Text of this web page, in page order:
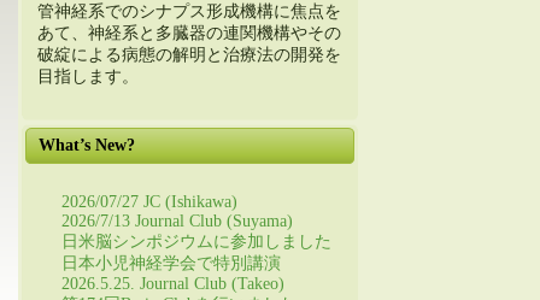
管神経系でのシナプス形成機構に焦点を
あて、神経系と多臓器の連関機構やその
破綻による病態の解明と治療法の開発を
目指します。
What’s New?
2026/07/27 JC (Ishikawa)
2026/7/13 Journal Club (Suyama)
日米脳シンポジウムに参加しました
日本小児神経学会で特別講演
2026.5.25. Journal Club (Takeo)